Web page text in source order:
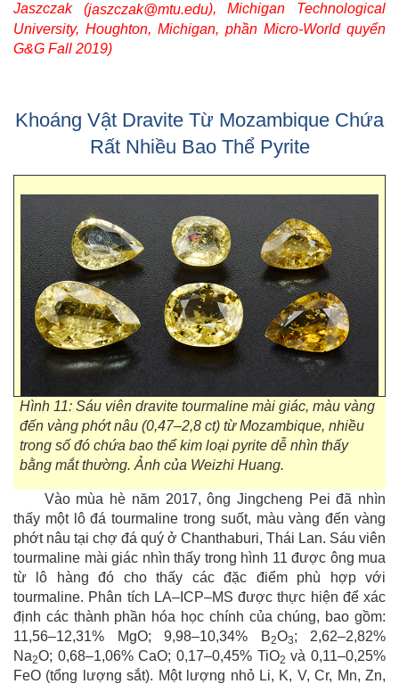
Jaszczak (jaszczak@mtu.edu), Michigan Technological
University, Houghton, Michigan, phần Micro-World quyển
G&G Fall 2019)
Khoáng Vật Dravite Từ Mozambique Chứa
Rất Nhiều Bao Thể Pyrite
Hình 11: Sáu viên dravite tourmaline mài giác, màu vàng
đến vàng phớt nâu (0,47–2,8 ct) từ Mozambique, nhiều
trong số đó chứa bao thể kim loại pyrite dễ nhìn thấy
bằng mắt thường. Ảnh của Weizhi Huang.
Vào mùa hè năm 2017, ông Jingcheng Pei đã nhìn
thấy một lô đá tourmaline trong suốt, màu vàng đến vàng
phớt nâu tại chợ đá quý ở Chanthaburi, Thái Lan. Sáu viên
tourmaline mài giác nhìn thấy trong hình 11 được ông mua
từ lô hàng đó cho thấy các đặc điểm phù hợp với
tourmaline. Phân tích LA–ICP–MS được thực hiện để xác
định các thành phần hóa học chính của chúng, bao gồm:
11,56–12,31% MgO; 9,98–10,34% B2O3; 2,62–2,82%
Na2O; 0,68–1,06% CaO; 0,17–0,45% TiO2 và 0,11–0,25%
FeO (tổng lượng sắt). Một lượng nhỏ Li, K, V, Cr, Mn, Zn,